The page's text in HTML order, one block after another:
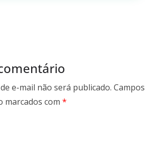
e-mail não será publicado. Campos
com *